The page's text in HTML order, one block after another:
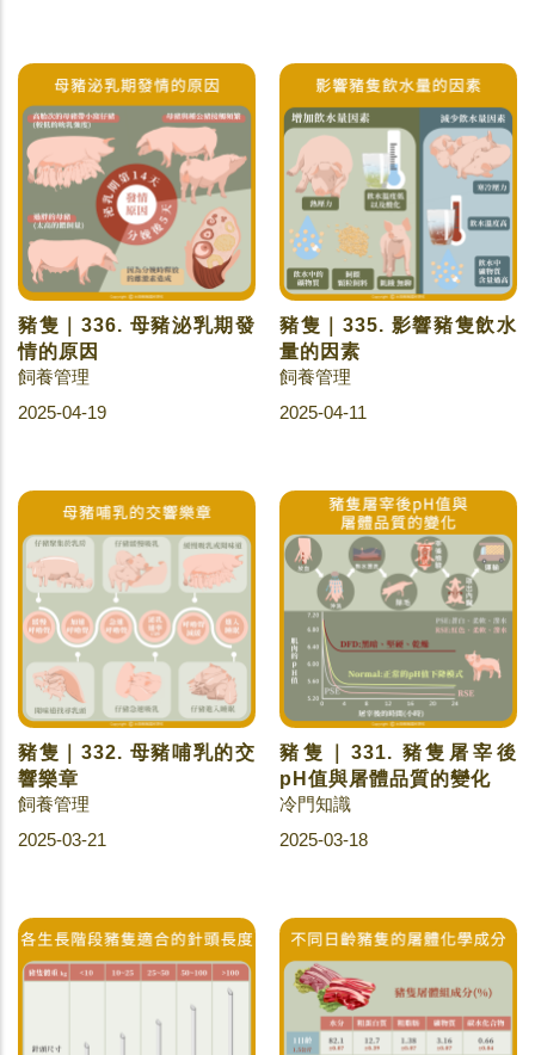
豬隻｜336. 母豬泌乳期發
情的原因
飼養管理
2025-04-19
豬隻｜335. 影響豬隻飲水
量的因素
飼養管理
2025-04-11
豬隻｜332. 母豬哺乳的交
響樂章
飼養管理
2025-03-21
豬隻｜331. 豬隻屠宰後
pH值與屠體品質的變化
冷門知識
2025-03-18